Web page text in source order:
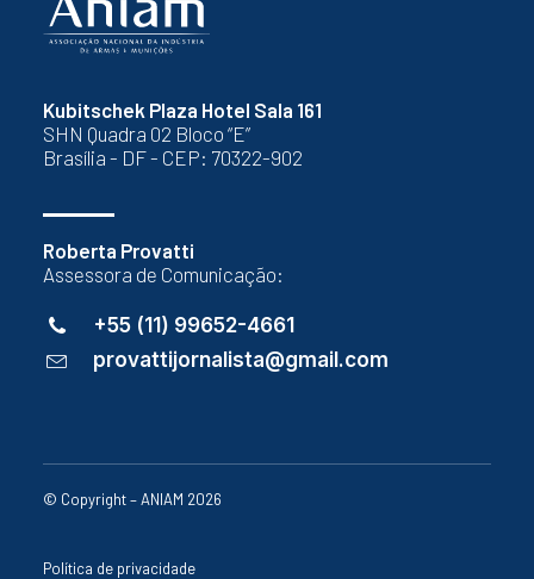
Kubitschek Plaza Hotel Sala 161
SHN Quadra 02 Bloco “E”
Brasília - DF - CEP: 70322-902
Roberta Provatti
Assessora de Comunicação:
+55 (11) 99652-4661
provattijornalista@gmail.com
© Copyright – ANIAM 2026
Política de privacidade